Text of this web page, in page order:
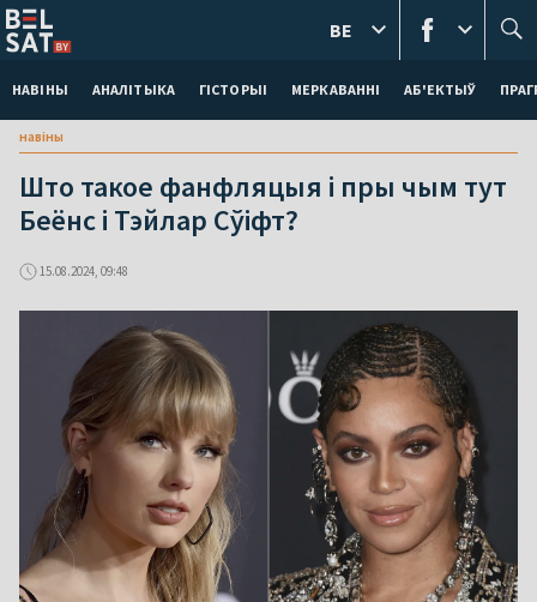
НАВІНЫ АНАЛІТЫКА ГІСТОРЫІ МЕРКАВАННI АБ'ЕКТЫЎ
BE
навіны
Што такое фанфляцыя і пры чым тут
Беёнс і Тэйлар Сўіфт?
15.08.2024, 09:48